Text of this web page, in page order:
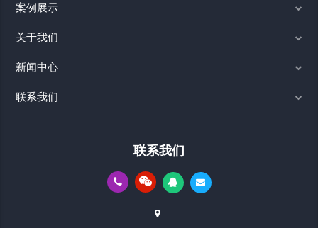
案例展示
关于我们
新闻中心
联系我们
联系我们